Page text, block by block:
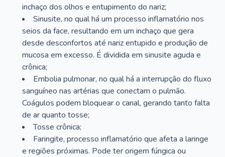
inchaço dos olhos e entupimento do nariz;
Sinusite, no qual há um processo inflamatório nos
seios da face, resultando em um inchaço que gera
desde desconfortos até nariz entupido e produção de
mucosa em excesso. É dividida em sinusite aguda e
crônica;
Embolia pulmonar, no qual há a interrupção do fluxo
sanguíneo nas artérias que conectam o pulmão.
Coágulos podem bloquear o canal, gerando tanto falta
de ar quanto tosse;
Tosse crônica;
Faringite, processo inflamatório que afeta a laringe
e regiões próximas. Pode ter origem fúngica ou